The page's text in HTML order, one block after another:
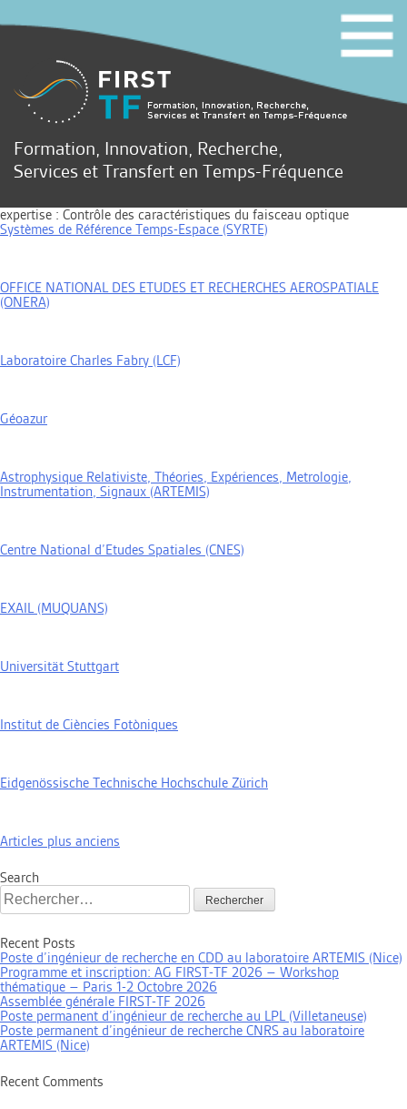
Formation, Innovation, Recherche,
Services et Transfert en Temps-Fréquence
expertise : Contrôle des caractéristiques du faisceau optique
Systèmes de Référence Temps-Espace (SYRTE)
OFFICE NATIONAL DES ETUDES ET RECHERCHES AEROSPATIALE
(ONERA)
Laboratoire Charles Fabry (LCF)
Géoazur
Astrophysique Relativiste, Théories, Expériences, Metrologie,
Instrumentation, Signaux (ARTEMIS)
Centre National d’Etudes Spatiales (CNES)
EXAIL (MUQUANS)
Universität Stuttgart
Institut de Ciències Fotòniques
Eidgenössische Technische Hochschule Zürich
Navigation
articles
Articles plus anciens
Search
Rechercher :
Recent Posts
Poste d’ingénieur de recherche en CDD au laboratoire ARTEMIS (Nice)
Programme et inscription: AG FIRST-TF 2026 – Workshop
thématique – Paris 1-2 Octobre 2026
Assemblée générale FIRST-TF 2026
Poste permanent d’ingénieur de recherche au LPL (Villetaneuse)
Poste permanent d’ingénieur de recherche CNRS au laboratoire
ARTEMIS (Nice)
Recent Comments